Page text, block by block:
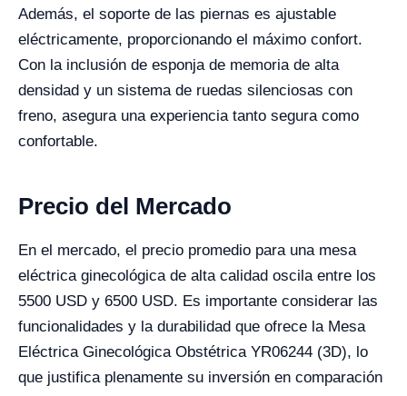
Además, el soporte de las piernas es ajustable
eléctricamente, proporcionando el máximo confort.
Con la inclusión de esponja de memoria de alta
densidad y un sistema de ruedas silenciosas con
freno, asegura una experiencia tanto segura como
confortable.
Precio del Mercado
En el mercado, el precio promedio para una mesa
eléctrica ginecológica de alta calidad oscila entre los
5500 USD y 6500 USD. Es importante considerar las
funcionalidades y la durabilidad que ofrece la Mesa
Eléctrica Ginecológica Obstétrica YR06244 (3D), lo
que justifica plenamente su inversión en comparación